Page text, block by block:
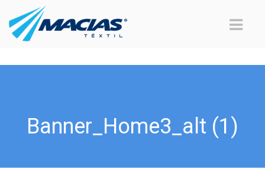
Banner_Home3_alt (1)